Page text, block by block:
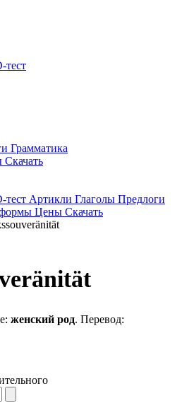
тест
Грамматика
Скачать
тест Артикли Глаголы Предлоги
Цены Скачать
женский род. Перевод: